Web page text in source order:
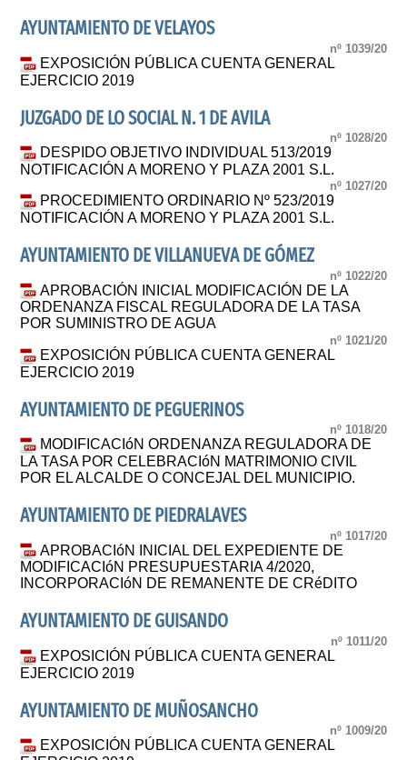
AYUNTAMIENTO DE VELAYOS
nº 1039/20
EXPOSICIÓN PÚBLICA CUENTA GENERAL
EJERCICIO 2019
JUZGADO DE LO SOCIAL N. 1 DE AVILA
nº 1028/20
DESPIDO OBJETIVO INDIVIDUAL 513/2019
NOTIFICACIÓN A MORENO Y PLAZA 2001 S.L.
nº 1027/20
PROCEDIMIENTO ORDINARIO Nº 523/2019
NOTIFICACIÓN A MORENO Y PLAZA 2001 S.L.
AYUNTAMIENTO DE VILLANUEVA DE GÓMEZ
nº 1022/20
APROBACIÓN INICIAL MODIFICACIÓN DE LA
ORDENANZA FISCAL REGULADORA DE LA TASA
POR SUMINISTRO DE AGUA
nº 1021/20
EXPOSICIÓN PÚBLICA CUENTA GENERAL
EJERCICIO 2019
AYUNTAMIENTO DE PEGUERINOS
nº 1018/20
MODIFICACIóN ORDENANZA REGULADORA DE
LA TASA POR CELEBRACIóN MATRIMONIO CIVIL
POR EL ALCALDE O CONCEJAL DEL MUNICIPIO.
AYUNTAMIENTO DE PIEDRALAVES
nº 1017/20
APROBACIóN INICIAL DEL EXPEDIENTE DE
MODIFICACIóN PRESUPUESTARIA 4/2020,
INCORPORACIóN DE REMANENTE DE CRéDITO
AYUNTAMIENTO DE GUISANDO
nº 1011/20
EXPOSICIÓN PÚBLICA CUENTA GENERAL
EJERCICIO 2019
AYUNTAMIENTO DE MUÑOSANCHO
nº 1009/20
EXPOSICIÓN PÚBLICA CUENTA GENERAL